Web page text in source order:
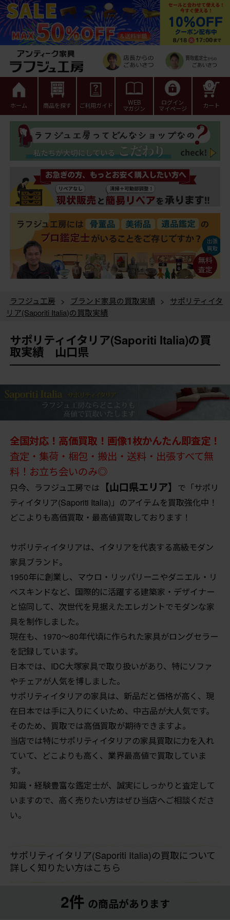
ホーム 商品を探す ご利用ガイド WEB
マガジン
ログイン
マイページ カート
0
ラフジュ工房 > ブランド家具の買取実績 >
サポリティイタ
リア(Saporiti Italia)の買取実績
サポリティイタリア(Saporiti Italia)の買
取実績 山口県
全国対応！高価買取！画像1枚かんたん即査定！
査定・集荷・梱包・搬出・送料・出張すべて無
料！お立ち会いのみ◎
只今、ラフジュ工房では 【山口県エリア】 で「サポリ
ティイタリア(Saporiti Italia)」のアイテムを買取強化中！
どこよりも高価買取・最高値買取しております！
サポリティイタリアは、イタリアを代表する高級モダン
家具ブランド。
1950年に創業し、マウロ・リッパリーニやダニエル・リ
ベスキンドなど、国際的に活躍する建築家・デザイナー
と協同して、次世代を見据えたエレガントでモダンな家
具を制作しました。
現在も、1970〜80年代頃に作られた家具がロングセラー
を記録しています。
日本では、IDC大塚家具で取り扱いがあり、特にソファ
やチェアが人気を博しました。
サポリティイタリアの家具は、新品だと価格が高く、現
在日本では手に入りにくいため、中古品が大人気です。
そのため、買取では高価買取が期待できますよ。
当店では特にサポリティイタリアの家具買取に力を入れ
ていて、どこよりも高く、業界最高値で買取していま
す。
知識・経験豊富な鑑定士が、誠実にしっかりと査定して
いますので、高く売りたい方はぜひ当店へご相談くださ
い。
サポリティイタリア(Saporiti Italia)の買取について
詳しく知りたい方はこちら
2件 の商品があります